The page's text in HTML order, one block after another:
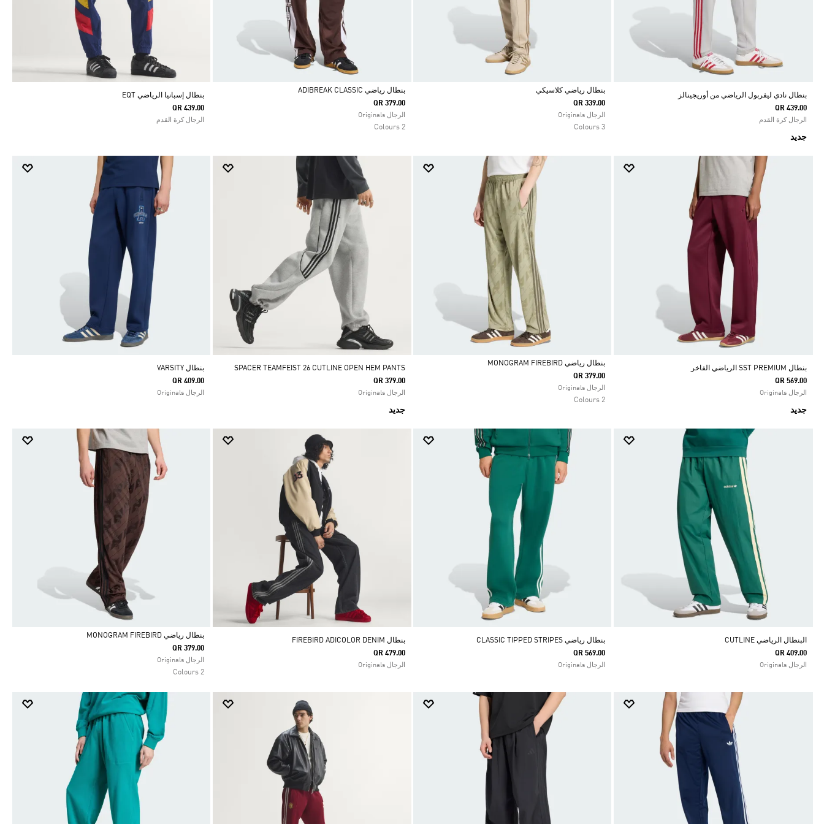
بنطال نادي ليفربول الرياضي من أوريجينالز
QR 439.00
الرجال كرة القدم
جديد
Selected
بنطال رياضي كلاسيكي
QR 339.00
الرجال Originals
3 Colours
Selected
بنطال رياضي ADIBREAK CLASSIC
QR 379.00
الرجال Originals
2 Colours
بنطال إسبانيا الرياضي EQT
QR 439.00
الرجال كرة القدم
بنطال SST PREMIUM الرياضي الفاخر
QR 569.00
الرجال Originals
جديد
Selected
بنطال رياضي MONOGRAM FIREBIRD
QR 379.00
الرجال Originals
2 Colours
SPACER TEAMFEIST 26 CUTLINE OPEN HEM PANTS
QR 379.00
الرجال Originals
جديد
بنطال VARSITY
QR 409.00
الرجال Originals
البنطال الرياضي CUTLINE
QR 409.00
الرجال Originals
بنطال رياضي CLASSIC TIPPED STRIPES
QR 569.00
الرجال Originals
بنطال FIREBIRD ADICOLOR DENIM
QR 479.00
الرجال Originals
Selected
بنطال رياضي MONOGRAM FIREBIRD
QR 379.00
الرجال Originals
2 Colours